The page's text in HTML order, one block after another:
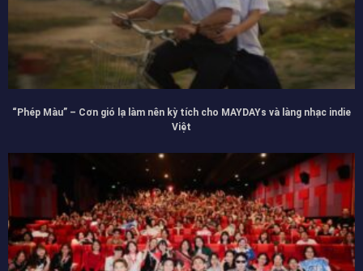
“Phép Màu” – Cơn gió lạ làm nên kỳ tích cho MAYDAYs và làng nhạc indie
Việt